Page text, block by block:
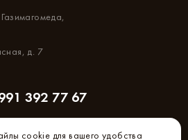
д. 7
392 77 67
cookie для вашего удобства